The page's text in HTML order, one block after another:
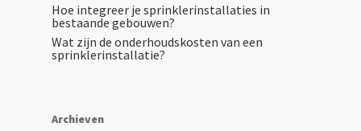
Hoe integreer je sprinklerinstallaties in
bestaande gebouwen?
Wat zijn de onderhoudskosten van een
sprinklerinstallatie?
Archieven